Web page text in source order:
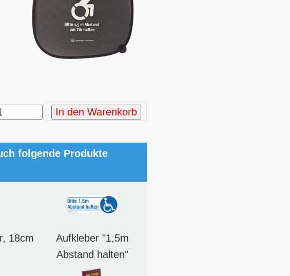
In den Warenkorb
folgende Produkte
18cm
Aufkleber "1,5m
Abstand halten"